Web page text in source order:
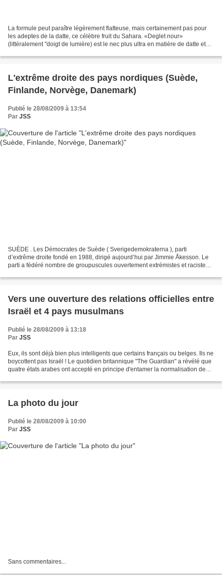
La formule peut paraître légèrement flatteuse, mais certainement pas pour
les adeptes de la datte, ce célèbre fruit du Sahara. «Deglet nour»
(littéralement "doigt de lumière) est le nec plus ultra en matière de datte et
L'extrême droite des pays nordiques (Suède,
Finlande, Norvège, Danemark)
Publié le 28/08/2009 à 13:54
Par JSS
SUÈDE . Les Démocrates de Suède ( Sverigedemokraterna ), parti
d’extrême droite fondé en 1988, dirigé aujourd’hui par Jimmie Åkesson. Le
parti a fédéré nombre de groupuscules ouvertement extrémistes et racistes,
Vers une ouverture des relations officielles entre
Israël et 4 pays musulmans
Publié le 28/08/2009 à 13:18
Par JSS
Eux, ils sont déjà bien plus intelligents que certains français ou belges. Ils ne
boycottent pas Israël ! Le quotidien britannique "The Guardian" a révélé que
quatre états arabes ont accepté en principe d'entamer la normalisation de
La photo du jour
Publié le 28/08/2009 à 10:00
Par JSS
Sans commentaires...